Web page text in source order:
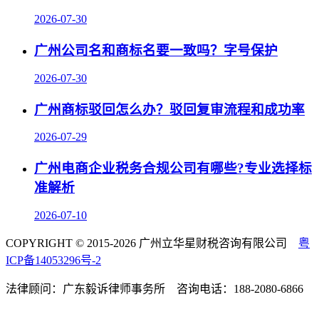
2026-07-30
广州公司名和商标名要一致吗？字号保护
2026-07-30
广州商标驳回怎么办？驳回复审流程和成功率
2026-07-29
广州电商企业税务合规公司有哪些?专业选择标
准解析
2026-07-10
COPYRIGHT © 2015-2026 广州立华星财税咨询有限公司 粤
ICP备14053296号-2
法律顾问：广东毅诉律师事务所 咨询电话：188-2080-6866